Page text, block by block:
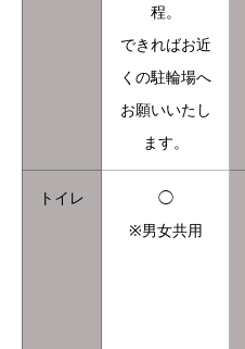
程。
できればお近
くの駐輪場へ
お願いいたし
ます。
トイレ
◯
※男女共用